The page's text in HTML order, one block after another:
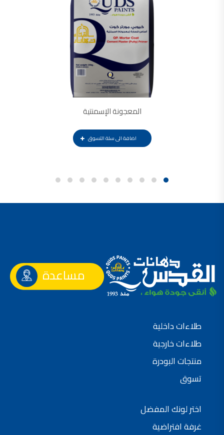
المعجونة الإسمنتية
اضافة الى سلة التسوق
مساعدة
طلاءات داخلية
طلاءات خارجية
منتجات البودرة
تسوق
اختر لونك المفضل
غرفة افتراضية